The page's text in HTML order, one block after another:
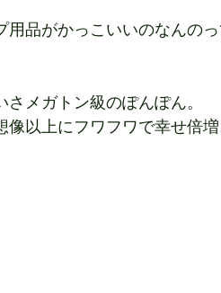
品がかっこいいのなんの
メガトン級のぽんぽん。
以上にフワフワで幸せ倍